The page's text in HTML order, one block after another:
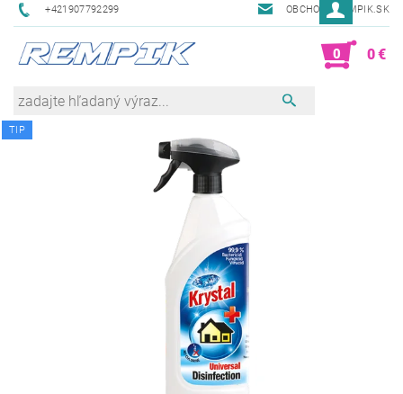
+421907792299 OBCHOD@REMPIK.SK
0 0 €
TIP